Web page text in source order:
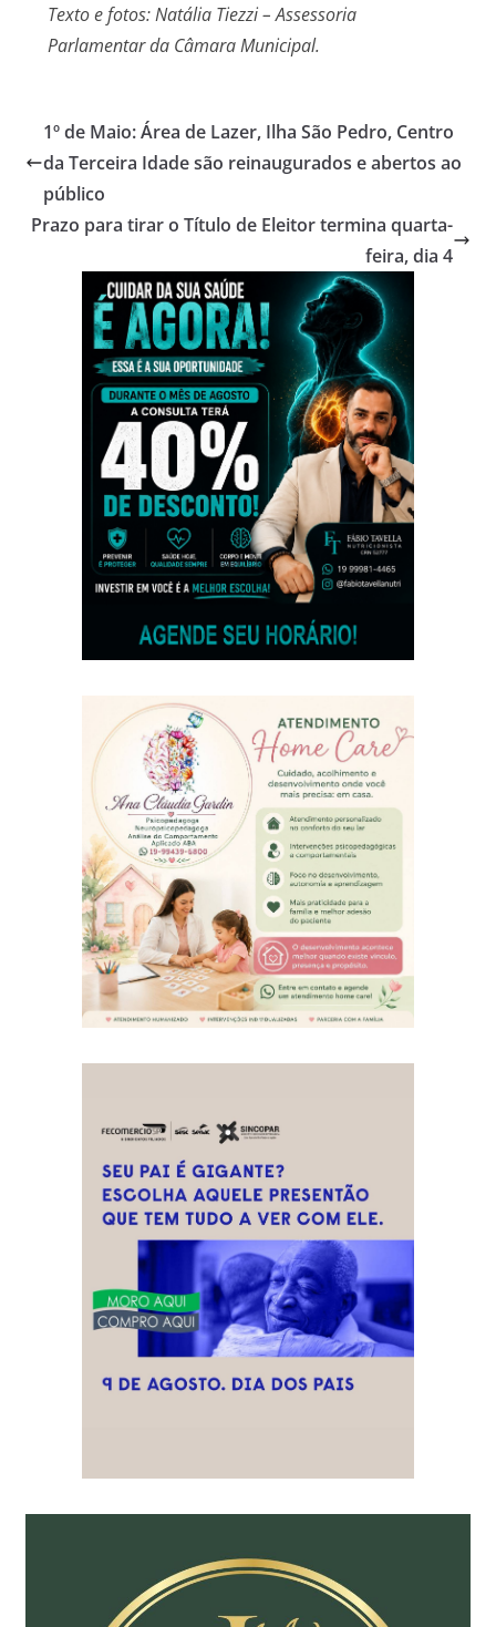
Texto e fotos: Natália Tiezzi – Assessoria
Parlamentar da Câmara Municipal.
1º de Maio: Área de Lazer, Ilha São Pedro, Centro
da Terceira Idade são reinaugurados e abertos ao
público
Prazo para tirar o Título de Eleitor termina quarta-
feira, dia 4